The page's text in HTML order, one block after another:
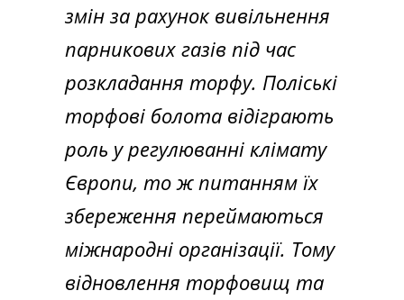
змін за рахунок вивільнення
парникових газів під час
розкладання торфу. Поліські
торфові болота відіграють
роль у регулюванні клімату
Європи, то ж питанням їх
збереження переймаються
міжнародні організації. Тому
відновлення торфовищ та